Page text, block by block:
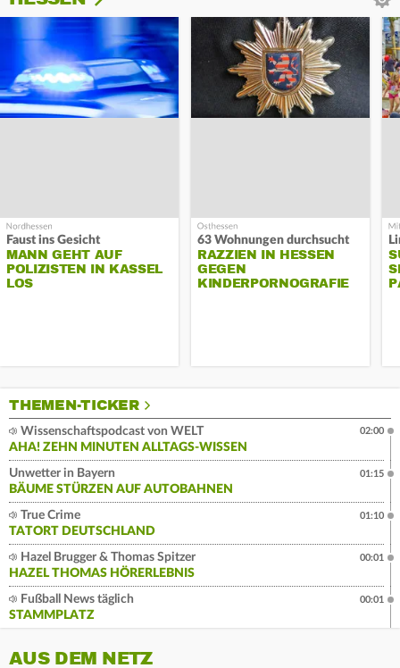
Faust ins Gesicht
MANN GEHT AUF
POLIZISTEN IN KASSEL
LOS
63 Wohnungen durchsucht
RAZZIEN IN HESSEN
GEGEN
KINDERPORNOGRAFIE
THEMEN-TICKER
Wissenschaftspodcast von WELT
AHA! ZEHN MINUTEN ALLTAGS-WISSEN
02:00
Unwetter in Bayern
BÄUME STÜRZEN AUF AUTOBAHNEN
01:15
True Crime
TATORT DEUTSCHLAND
01:10
Hazel Brugger & Thomas Spitzer
HAZEL THOMAS HÖRERLEBNIS
00:01
Fußball News täglich
STAMMPLATZ
00:01
AUS DEM NETZ